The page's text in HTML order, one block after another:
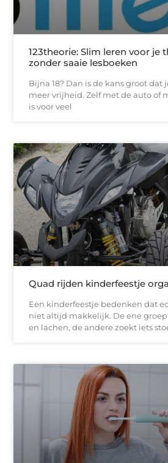
123theorie: Slim leren voor je
zonder saaie lesboeken
Bijna 18? Dan is de kans groot
meer vrijheid. Zelf met de auto of
is voor veel
Quad rijden kinderfeestje
Een kinderfeestje bedenken dat
niet altijd makkelijk. De ene
en lachen, de andere zoekt iets